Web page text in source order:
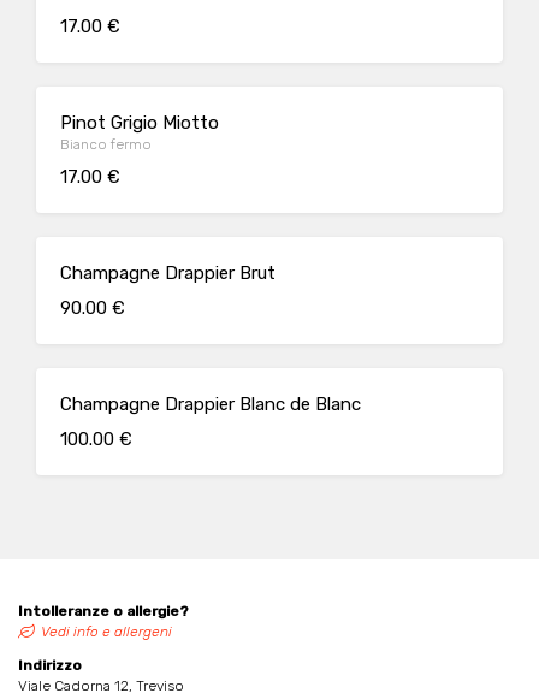
17.00 €
Pinot Grigio Miotto
Bianco fermo
17.00 €
Champagne Drappier Brut
90.00 €
Champagne Drappier Blanc de Blanc
100.00 €
Intolleranze o allergie?
Vedi info e allergeni
Indirizzo
Viale Cadorna 12, Treviso